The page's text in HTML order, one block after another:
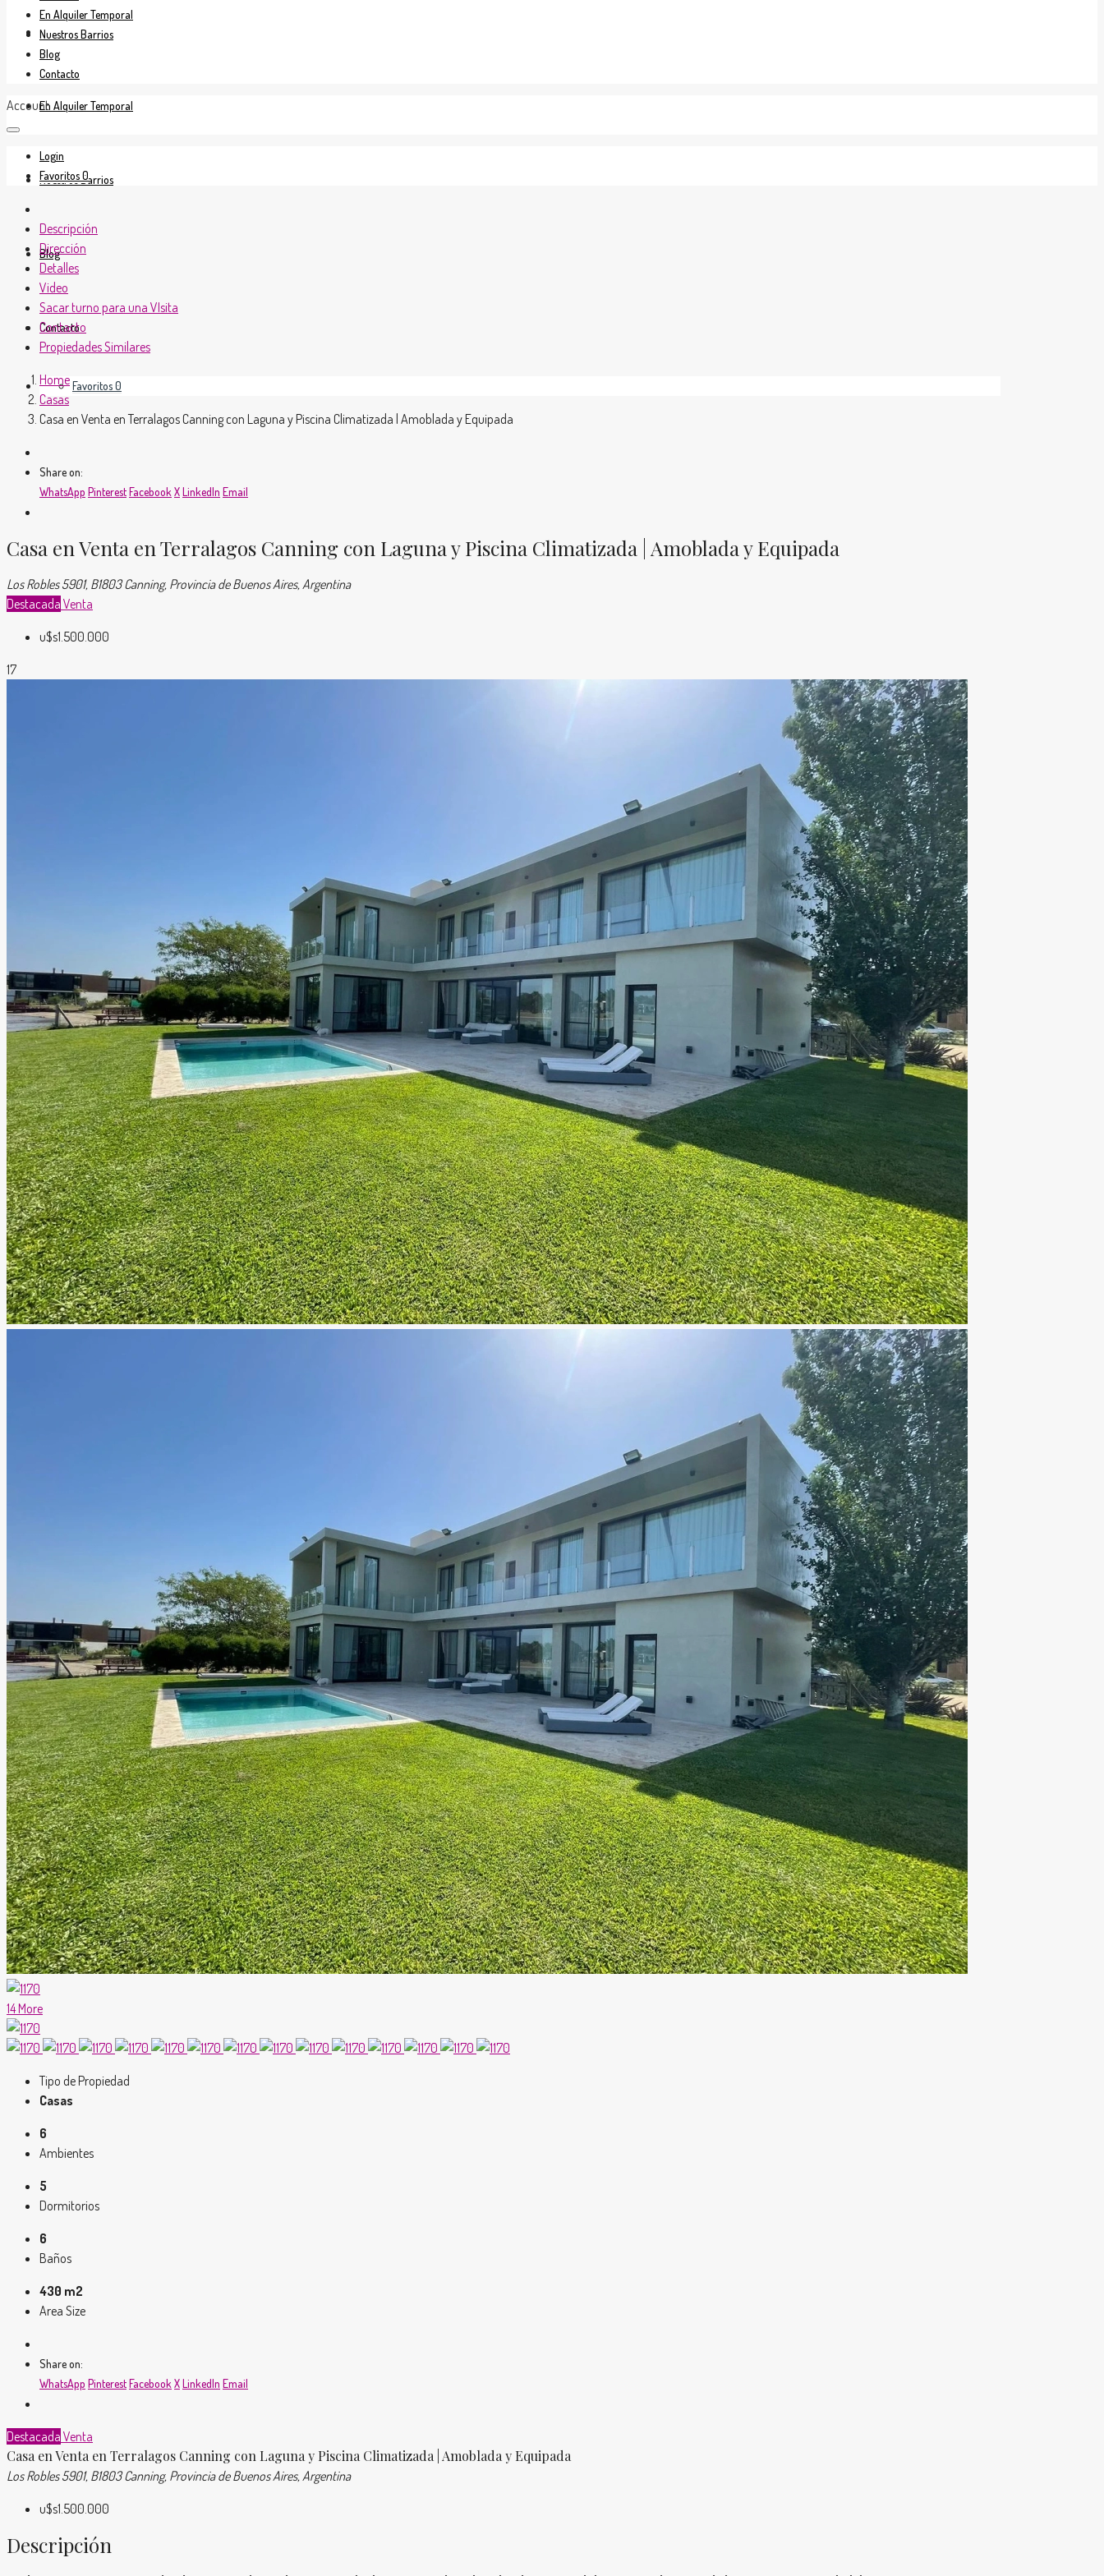
En Venta
En Alquiler Temporal
Nuestros Barrios
Blog
Contacto
Favoritos0
En Alquiler Temporal
Nuestros Barrios
Blog
Contacto
Account
Login
Favoritos0
Descripción
Dirección
Detalles
Video
Sacar turno para una VIsita
Contacto
Propiedades Similares
Home
Casas
Casa en Venta en Terralagos Canning con Laguna y Piscina Climatizada | Amoblada y Equipada
Share on:
WhatsApp PinterestFacebook XLinkedIn Email
Casa en Venta en Terralagos Canning con Laguna y Piscina Climatizada | Amoblada y Equipada
Los Robles 5901, B1803 Canning, Provincia de Buenos Aires, Argentina
Destacada Venta
u$s1.500.000
17
14 More
Tipo de Propiedad
Casas
6
Ambientes
5
Dormitorios
6
Baños
430 m2
Area Size
Share on:
WhatsApp PinterestFacebook XLinkedIn Email
Destacada Venta
Casa en Venta en Terralagos Canning con Laguna y Piscina Climatizada | Amoblada y Equipada
Los Robles 5901, B1803 Canning, Provincia de Buenos Aires, Argentina
u$s1.500.000
Descripción